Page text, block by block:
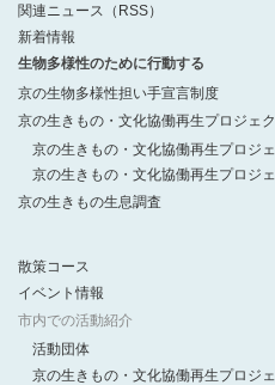
関連ニュース（RSS）
新着情報
生物多様性のために行動する
京の生物多様性担い手宣言制度
京の生きもの・文化協働再生プロジェ
京の生きもの・文化協働再生プロジ
京の生きもの・文化協働再生プロジ
京の生きもの生息調査
散策コース
イベント情報
市内での活動紹介
活動団体
京の生きもの・文化協働再生プロジ